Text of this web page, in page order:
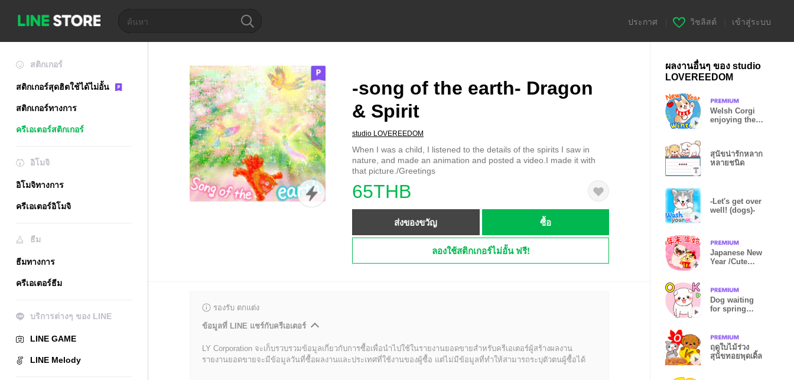
ประกาศ วิชลิสต์ เข้าสู่ระบบ
สติกเกอร์
สติกเกอร์สุดฮิตใช้ได้ไม่อั้น
สติกเกอร์ทางการ
ครีเอเตอร์สติกเกอร์
อิโมจิ
อิโมจิทางการ
ครีเอเตอร์อิโมจิ
ธีม
ธีมทางการ
ครีเอเตอร์ธีม
บริการต่างๆ ของ LINE
LINE GAME
LINE Melody
-song of the earth- Dragon
& Spirit
studio LOVEREEDOM
When I was a child, I listened to the details of the spirits I saw in
nature, and made an animation and posted a video.I made it with
that picture./Greetings
65THB
ส่งของขวัญ ซื้อ
ลองใช้สติกเกอร์ไม่อั้น ฟรี!
รองรับ ตกแต่ง
ข้อมูลที่ LINE แชร์กับครีเอเตอร์
LY Corporation จะเก็บรวบรวมข้อมูลเกี่ยวกับการซื้อเพื่อนำไปใช้ในรายงานยอดขายสำหรับครีเอเตอร์ผู้สร้างผลงาน
รายงานยอดขายจะมีข้อมูลวันที่ซื้อผลงานและประเทศที่ใช้งานของผู้ซื้อ แต่ไม่มีข้อมูลที่ทำให้สามารถระบุตัวตนผู้ซื้อได้
ผลงานอื่นๆ ของ studio
LOVEREEDOM
Welsh Corgi
enjoying the
สุนัขน่ารักหลาก
หลายชนิด
-Let's get over
well! (dogs)-
Japanese New
Year /Cute
Dog waiting
for spring
ฤดูใบไม้ร่วง
สุนัขทอยพุดเดิ้ล